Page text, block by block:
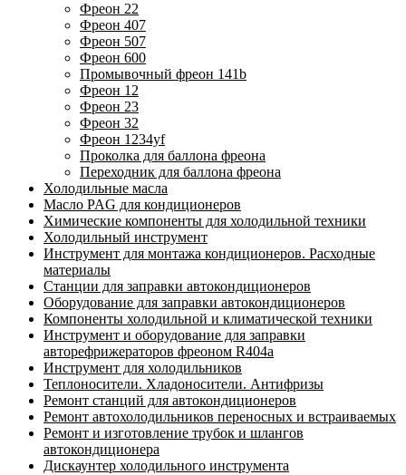
Фреон 22
Фреон 407
Фреон 507
Фреон 600
Промывочный фреон 141b
Фреон 12
Фреон 23
Фреон 32
Фреон 1234yf
Проколка для баллона фреона
Переходник для баллона фреона
Холодильные масла
Масло PAG для кондиционеров
Химические компоненты для холодильной техники
Холодильный инструмент
Инструмент для монтажа кондиционеров. Расходные
материалы
Станции для заправки автокондиционеров
Оборудование для заправки автокондиционеров
Компоненты холодильной и климатической техники
Инструмент и оборудование для заправки
авторефрижераторов фреоном R404a
Инструмент для холодильников
Теплоносители. Хладоносители. Антифризы
Ремонт станций для автокондиционеров
Ремонт автохолодильников переносных и встраиваемых
Ремонт и изготовление трубок и шлангов
автокондиционера
Дискаунтер холодильного инструмента